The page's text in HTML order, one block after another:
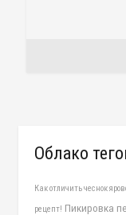
Облако
Как отличить чеснок
рецепт! Пикировка